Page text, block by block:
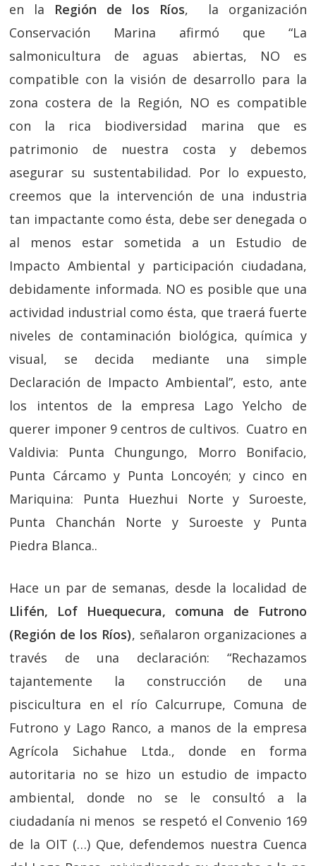
en la Región de los Ríos, la organización
Conservación Marina afirmó que “La
salmonicultura de aguas abiertas, NO es
compatible con la visión de desarrollo para la
zona costera de la Región, NO es compatible
con la rica biodiversidad marina que es
patrimonio de nuestra costa y debemos
asegurar su sustentabilidad. Por lo expuesto,
creemos que la intervención de una industria
tan impactante como ésta, debe ser denegada o
al menos estar sometida a un Estudio de
Impacto Ambiental y participación ciudadana,
debidamente informada. NO es posible que una
actividad industrial como ésta, que traerá fuerte
niveles de contaminación biológica, química y
visual, se decida mediante una simple
Declaración de Impacto Ambiental”, esto, ante
los intentos de la empresa Lago Yelcho de
querer imponer 9 centros de cultivos. Cuatro en
Valdivia: Punta Chungungo, Morro Bonifacio,
Punta Cárcamo y Punta Loncoyén; y cinco en
Mariquina: Punta Huezhui Norte y Suroeste,
Punta Chanchán Norte y Suroeste y Punta
Piedra Blanca..
Hace un par de semanas, desde la localidad de
Llifén, Lof Huequecura, comuna de Futrono
(Región de los Ríos), señalaron organizaciones a
través de una declaración: “Rechazamos
tajantemente la construcción de una
piscicultura en el río Calcurrupe, Comuna de
Futrono y Lago Ranco, a manos de la empresa
Agrícola Sichahue Ltda., donde en forma
autoritaria no se hizo un estudio de impacto
ambiental, donde no se le consultó a la
ciudadanía ni menos se respetó el Convenio 169
de la OIT (…) Que, defendemos nuestra Cuenca